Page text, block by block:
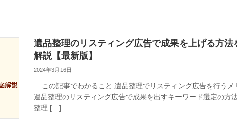
遺品整理のリスティング広告で成果を上げる方法
解説【最新版】
2024年3月16日
この記事でわかること 遺品整理でリスティング広告を行うメ
遺品整理のリスティング広告で成果を出すキーワード選定の方
整理 […]